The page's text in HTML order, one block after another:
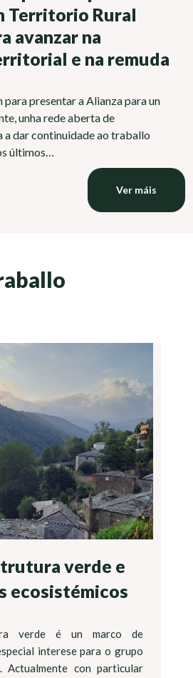
Territorio Rural
avanzar na
e na remuda
presentar a Alianza para un
unha rede aberta de
dar continuidade ao traballo
últimos…
Ver máis
verde e
ecosistémicos
verde é un marco de
interese para o grupo
Actualmente con particular